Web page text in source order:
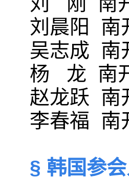
刘晨阳 南
吴志成 南
杨 龙 南
赵龙跃 南
李春福 南
§ 韩国参